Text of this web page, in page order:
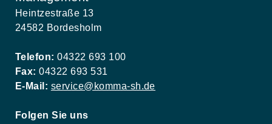
Heintzestraße 13
24582 Bordesholm
Telefon: 04322 693 100
Fax: 04322 693 531
E-Mail: service@komma-sh.de
Folgen Sie uns